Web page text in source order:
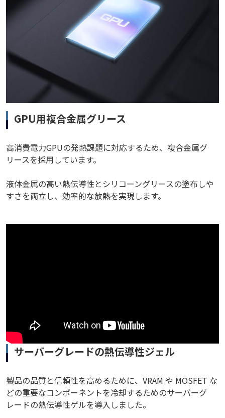
GPU用複合金属グリース
高消費電力GPUの発熱課題に対応するため、複合金属グ
リースを採用しています。
液体金属の高い熱伝導性とシリコーングリースの塗布しや
すさを両立し、効率的な放熱を実現します。
サーバーグレードの熱伝導性ジェル
製品の品質と信頼性を高めるために、VRAM や MOSFET な
どの重要なコンポーネントを冷却するためのサーバーグ
レードの熱伝導性ゲルを導入しました。